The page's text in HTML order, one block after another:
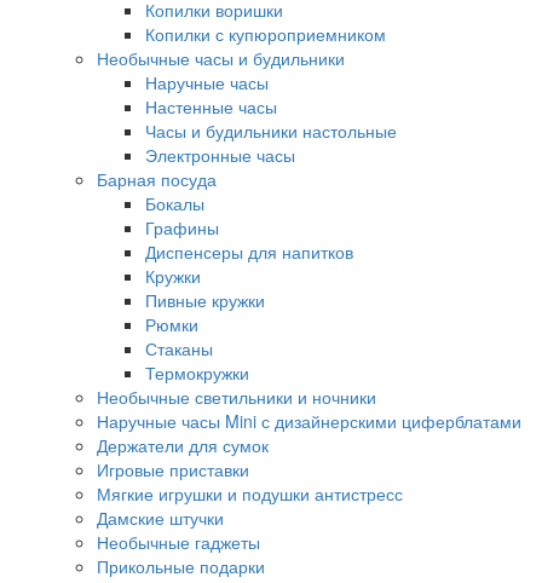
Копилки воришки
Копилки с купюроприемником
Необычные часы и будильники
Наручные часы
Настенные часы
Часы и будильники настольные
Электронные часы
Барная посуда
Бокалы
Графины
Диспенсеры для напитков
Кружки
Пивные кружки
Рюмки
Стаканы
Термокружки
Необычные светильники и ночники
Наручные часы Mini с дизайнерскими циферблатами
Держатели для сумок
Игровые приставки
Мягкие игрушки и подушки антистресс
Дамские штучки
Необычные гаджеты
Прикольные подарки